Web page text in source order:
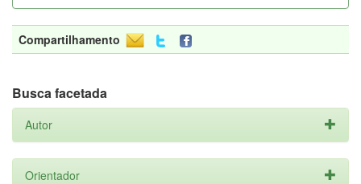
Compartilhamento
Busca facetada
Autor
Orientador